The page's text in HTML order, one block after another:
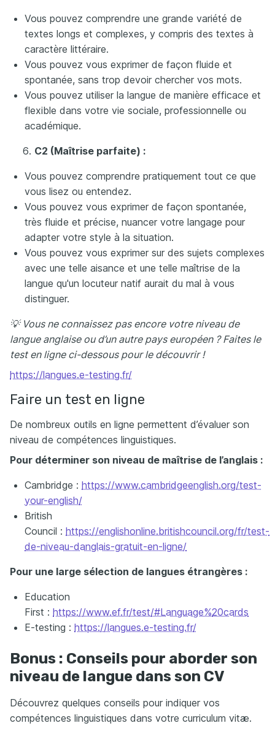
Vous pouvez comprendre une grande variété de
textes longs et complexes, y compris des textes à
caractère littéraire.
Vous pouvez vous exprimer de façon fluide et
spontanée, sans trop devoir chercher vos mots.
Vous pouvez utiliser la langue de manière efficace et
flexible dans votre vie sociale, professionnelle ou
académique.
C2 (Maîtrise parfaite) :
Vous pouvez comprendre pratiquement tout ce que
vous lisez ou entendez.
Vous pouvez vous exprimer de façon spontanée,
très fluide et précise, nuancer votre langage pour
adapter votre style à la situation.
Vous pouvez vous exprimer sur des sujets complexes
avec une telle aisance et une telle maîtrise de la
langue qu'un locuteur natif aurait du mal à vous
distinguer.
💡 Vous ne connaissez pas encore votre niveau de
langue anglaise ou d’un autre pays européen ? Faites le
test en ligne ci-dessous pour le découvrir !
https://langues.e-testing.fr/
Faire un test en ligne
De nombreux outils en ligne permettent d’évaluer son
niveau de compétences linguistiques.
Pour déterminer son niveau de maîtrise de l’anglais :
Cambridge : https://www.cambridgeenglish.org/test-
your-english/
British
Council : https://englishonline.britishcouncil.org/fr/test-
de-niveau-danglais-gratuit-en-ligne/
Pour une large sélection de langues étrangères :
Education
First : https://www.ef.fr/test/#Language%20cards
E-testing : https://langues.e-testing.fr/
Bonus : Conseils pour aborder son
niveau de langue dans son CV
Découvrez quelques conseils pour indiquer vos
compétences linguistiques dans votre curriculum vitæ.